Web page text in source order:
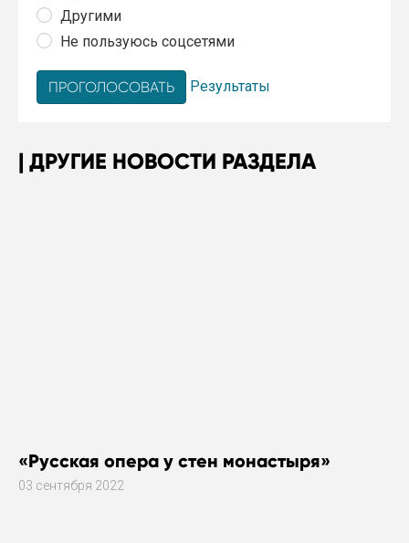
Другими
Не пользуюсь соцсетями
Результаты
ДРУГИЕ НОВОСТИ РАЗДЕЛА
«Русская опера у стен монастыря»
03 сентября 2022